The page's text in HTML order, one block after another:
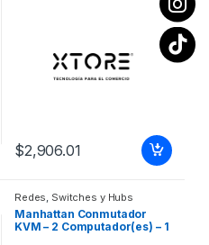
WITH 2 GIGABIT SFP SLOTS
WITH 2 GIGABIT SFP SLOTS
$2,906.01
Redes, Switches y Hubs
Manhattan Conmutador
KVM – 2 Computador(es) – 1